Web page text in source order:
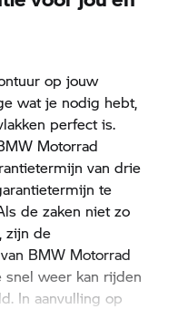
op jouw
wat je nodig hebt,
perfect is.
Motorrad
van drie
te
de zaken niet zo
zijn de
BMW Motorrad
weer kan rijden
In aanvulling op